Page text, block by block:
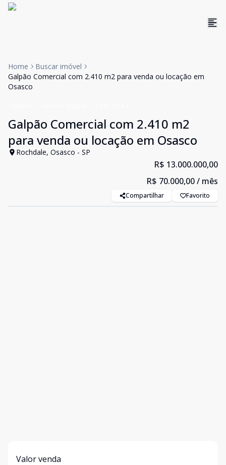
Home
Buscar imóvel
Galpão Comercial com 2.410 m2 para venda ou locação em
Osasco
Galpão Comercial com 2.410 m2
para venda ou locação em Osasco
Rochdale, Osasco - SP
R$ 13.000.000,00
R$ 70.000,00/ mês
Compartilhar Favorito
Valor venda